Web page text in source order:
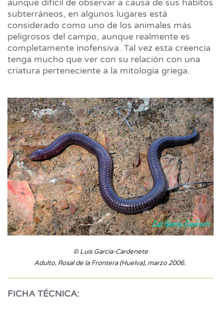
aunque difícil de observar a causa de sus hábitos
subterráneos, en algunos lugares está
considerado como uno de los animales más
peligrosos del campo, aunque realmente es
completamente inofensiva. Tal vez esta creencia
tenga mucho que ver con su relación con una
criatura perteneciente a la mitología griega.
© Luis García-Cardenete
Adulto, Rosal de la Frontera (Huelva), marzo 2006.
FICHA TÉCNICA: